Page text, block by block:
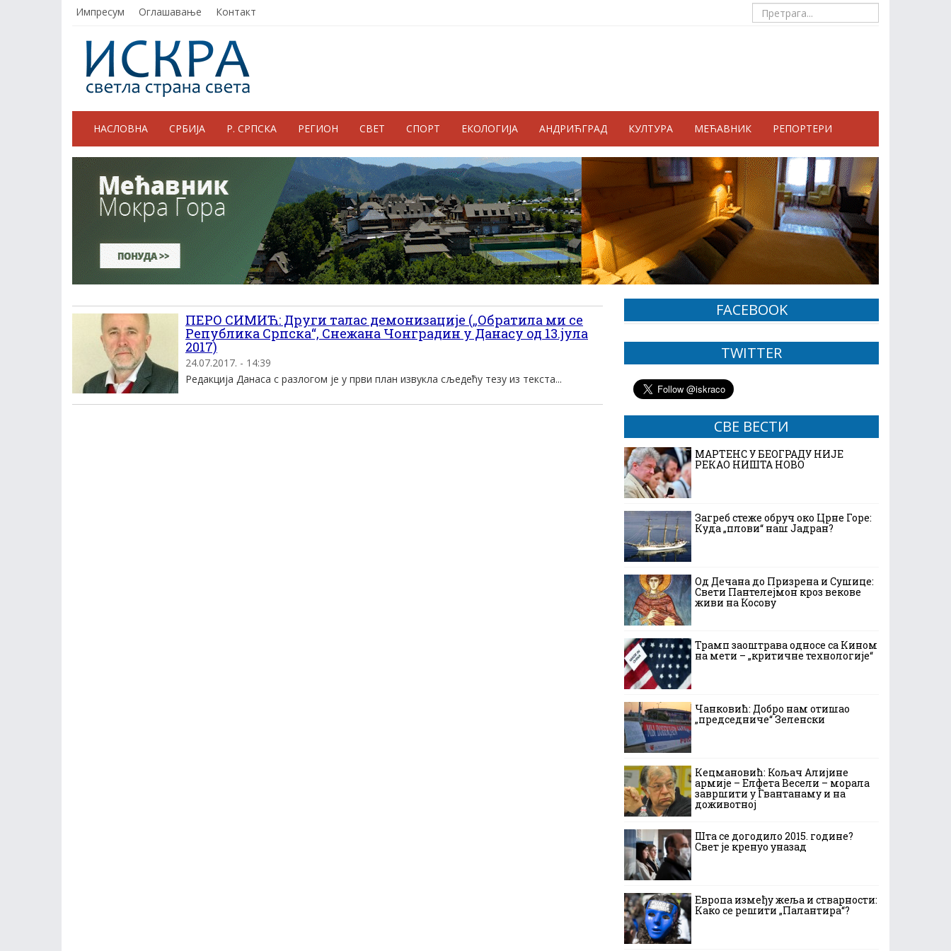
Импресум Оглашавање Контакт
НАСЛОВНА СРБИЈА Р. СРПСКА РЕГИОН СВЕТ СПОРТ ЕКОЛОГИЈА АНДРИЋГРАД КУЛТУРА МЕЋАВНИК РЕПОРТЕРИ
ПЕРО СИМИЋ: Други талас демонизације („Обратила ми се
Република Српска“, Снежана Чонградин у Данасу од 13.јула
2017)
24.07.2017. - 14:39
Редакција Данаса с разлогом је у први план извукла сљедећу тезу из текста...
FACEBOOK
TWITTER
СВЕ ВЕСТИ
МАРТЕНС У БЕОГРАДУ НИЈЕ
РЕКАО НИШТА НОВО
Загреб стеже обруч око Црне Горе:
Куда „плови“ наш Јадран?
Од Дечана до Призрена и Сушице:
Свети Пантелејмон кроз векове
живи на Косову
Трамп заоштрава односе са Кином
на мети – „критичне технологије“
Чанковић: Добро нам отишао
„председниче“ Зеленски
Кецмановић: Кољач Алијине
армије – Елфета Весели – морала
завршити у Гвантанаму и на
доживотној
Шта се догодило 2015. године?
Свет је кренуо уназад
Европа између жеља и стварности:
Како се решити „Палантира“?